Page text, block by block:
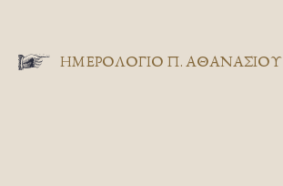
ΗΜΕΡΟΛΟΓΙΟ Π. ΑΘΑΝΑΣΙΟΥ